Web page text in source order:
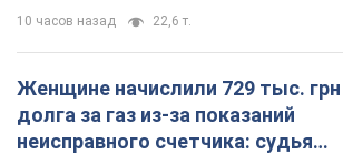
10 часов назад 22,6 т.
Женщине начислили 729 тыс. грн
долга за газ из-за показаний
неисправного счетчика: судья